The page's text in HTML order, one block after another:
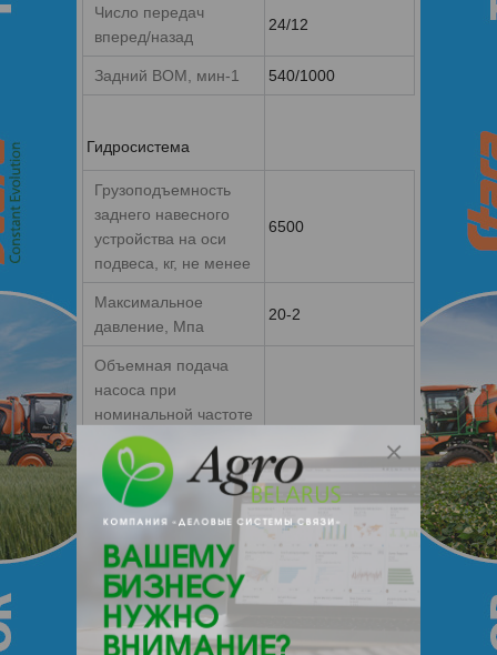
Число передач
вперед/назад
24/12
Задний ВОМ, мин-1 540/1000
Гидросистема
Грузоподъемность
заднего навесного
устройства на оси
подвеса, кг, не менее
6500
Максимальное
давление, Мпа
20-2
Объемная подача
насоса при
номинальной частоте
вращения
коленчатого вала
дизеля, л/мин, не
менее
Емкость бака
гидросистемы, л
Ходовая система